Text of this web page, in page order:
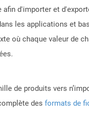
d'importer et
les applications et
où chaque valeur de
de produits vers
des formats de